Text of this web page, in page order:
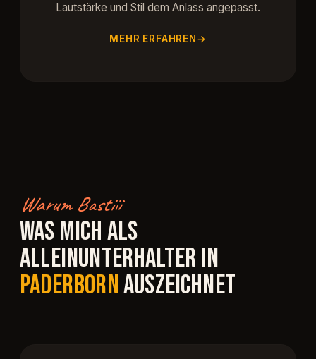
Lautstärke und Stil dem Anlass angepasst.
MEHR ERFAHREN
Warum Bastiii
WAS MICH ALS
ALLEINUNTERHALTER IN
PADERBORNAUSZEICHNET